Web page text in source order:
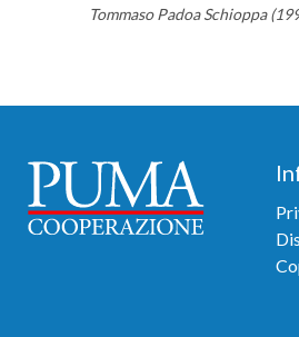
Tommaso Padoa Schioppa